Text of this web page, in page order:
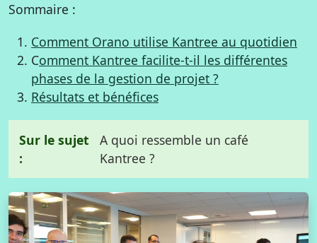
Sommaire :
Comment Orano utilise Kantree au quotidien
Comment Kantree facilite-t-il les différentes
phases de la gestion de projet ?
Résultats et bénéfices
Sur le sujet
:
A quoi ressemble un café
Kantree ?